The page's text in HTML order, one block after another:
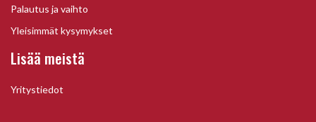
Palautus ja vaihto
Yleisimmät kysymykset
Lisää meistä
Yritystiedot